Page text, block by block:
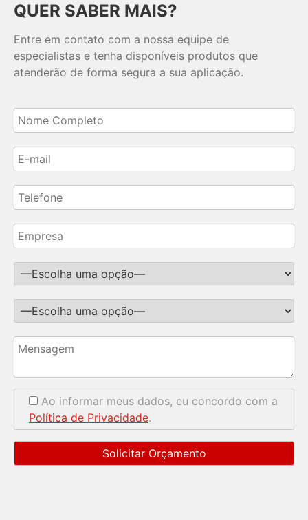
QUER SABER MAIS?
Entre em contato com a nossa equipe de
especialistas e tenha disponíveis produtos que
atenderão de forma segura a sua aplicação.
Ao informar meus dados, eu concordo com a
Política de Privacidade.